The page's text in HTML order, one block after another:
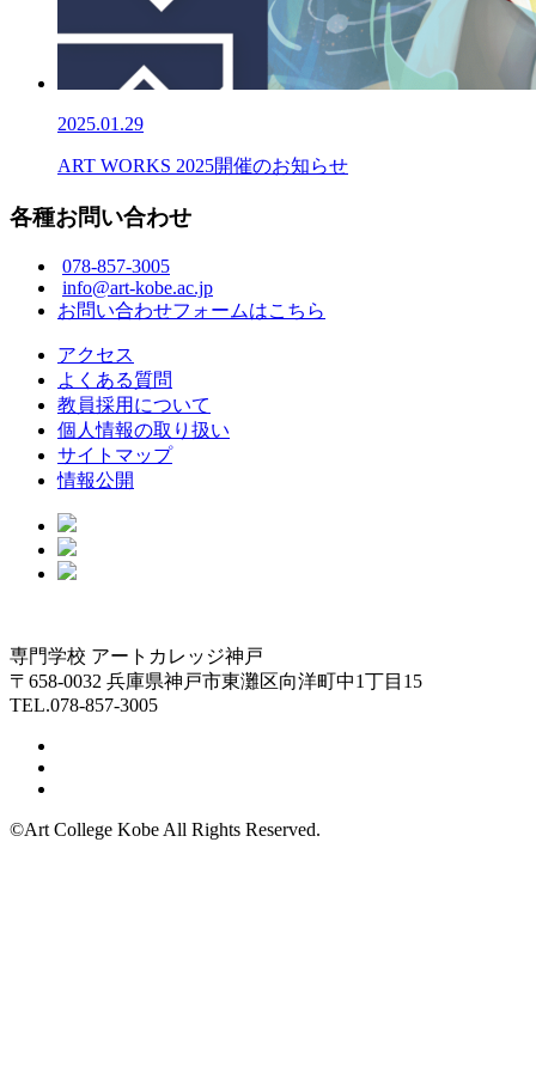
2025.01.29
ART WORKS 2025開催のお知らせ
各種お問い合わせ
078-857-3005
info@art-kobe.ac.jp
お問い合わせフォームはこちら
アクセス
よくある質問
教員採用について
個人情報の取り扱い
サイトマップ
情報公開
専門学校 アートカレッジ神戸
〒658-0032 兵庫県神戸市東灘区向洋町中1丁目15
TEL.078-857-3005
©Art College Kobe All Rights Reserved.